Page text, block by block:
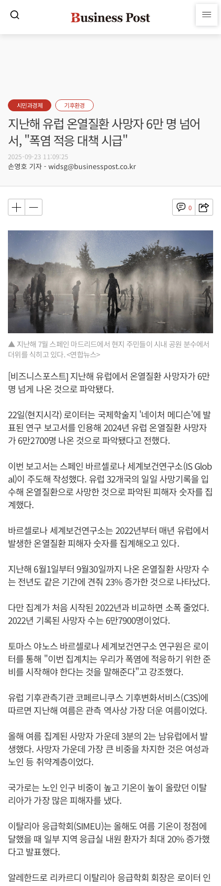
시민과경제 기후환경
지난해 유럽 온열질환 사망자 6만 명 넘어
서, "폭염 적응 대책 시급"
2025-09-23 11:09:25
손영호 기자 - widsg@businesspost.co.kr
0
▲ 지난해 7월 스페인 마드리드에서 현지 주민들이 시내 공원 분수에서
더위를 식히고 있다. <연합뉴스>
[비즈니스포스트] 지난해 유럽에서 온열질환 사망자가 6만
명 넘게 나온 것으로 파악됐다.
22일(현지시각) 로이터는 국제학술지 '네이처 메디슨'에 발
표된 연구 보고서를 인용해 2024년 유럽 온열질환 사망자
가 6만2700명 나온 것으로 파악됐다고 전했다.
이번 보고서는 스페인 바르셀로나 세계보건연구소(IS Glob
al)이 주도해 작성했다. 유럽 32개국의 일일 사망기록을 입
수해 온열질환으로 사망한 것으로 파악된 피해자 숫자를 집
계했다.
바르셀로나 세계보건연구소는 2022년부터 매년 유럽에서
발생한 온열질환 피해자 숫자를 집계해오고 있다.
지난해 6월1일부터 9월30일까지 나온 온열질환 사망자 수
는 전년도 같은 기간에 견줘 23% 증가한 것으로 나타났다.
다만 집계가 처음 시작된 2022년과 비교하면 소폭 줄었다.
2022년 기록된 사망자 수는 6만7900명이었다.
토마스 야노스 바르셀로나 세계보건연구소 연구원은 로이
터를 통해 "이번 집계치는 우리가 폭염에 적응하기 위한 준
비를 시작해야 한다는 것을 말해준다"고 강조했다.
유럽 기후관측기관 코페르니쿠스 기후변화서비스(C3S)에
따르면 지난해 여름은 관측 역사상 가장 더운 여름이었다.
올해 여름 집계된 사망자 가운데 3분의 2는 남유럽에서 발
생했다. 사망자 가운데 가장 큰 비중을 차지한 것은 여성과
노인 등 취약계층이었다.
국가로는 노인 인구 비중이 높고 기온이 높이 올랐던 이탈
리아가 가장 많은 피해자를 냈다.
이탈리아 응급학회(SIMEU)는 올해도 여름 기온이 정점에
달했을 때 일부 지역 응급실 내원 환자가 최대 20% 증가했
다고 발표했다.
알레한드로 리카르디 이탈리아 응급학회 회장은 로이터 인